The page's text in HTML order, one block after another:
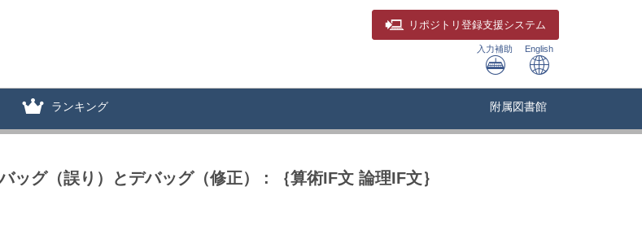
リポジトリ 登録支援システム
入力補助 English
ランキング 附属図書館
ッグ（誤り）とデバッグ（修正） : ｛算術IF文 論理IF文｝